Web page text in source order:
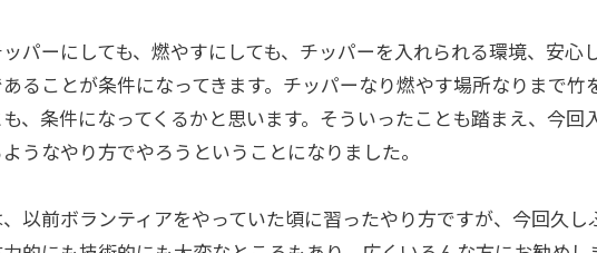
パーにしても、燃やすにしても、チッパーを入れられる環境、安心
ることが条件になってきます。チッパーなり燃やす場所なりまで竹
、条件になってくるかと思います。そういったことも踏まえ、今回
うなやり方でやろうということになりました。
以前ボランティアをやっていた頃に習ったやり方ですが、今回久し